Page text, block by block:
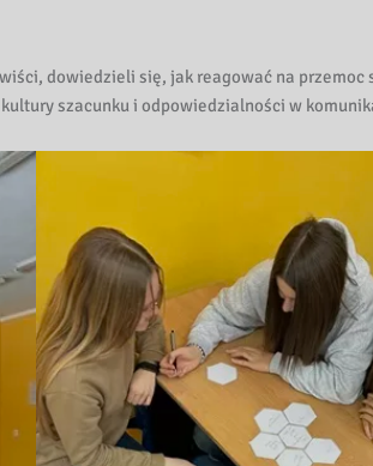
dowiedzieli się, jak reagować na
szacunku i odpowiedzialności w